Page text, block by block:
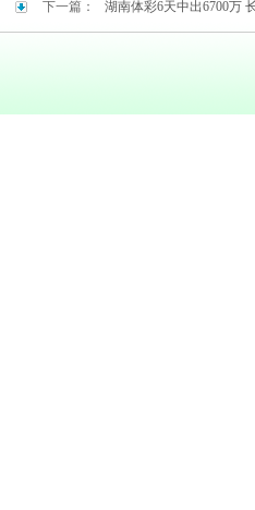
下一篇： 湖南体彩6天中出6700万